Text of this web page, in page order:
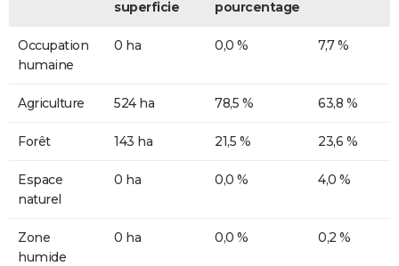
superficie pourcentage
Occupation
humaine
0 ha 0,0 % 7,7 %
Agriculture 524 ha 78,5 % 63,8 %
Forêt 143 ha 21,5 % 23,6 %
Espace
naturel
0 ha 0,0 % 4,0 %
Zone
humide
0 ha 0,0 % 0,2 %